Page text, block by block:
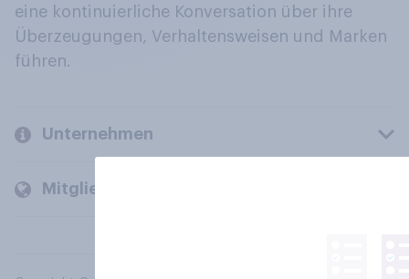
eine kontinuierliche Konversation über ihre
Überzeugungen, Verhaltensweisen und Marken
führen.
Unternehmen
Mitglieder und Kunden